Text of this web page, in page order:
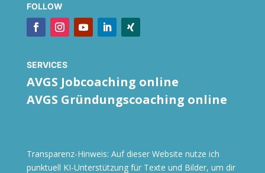
FOLLOW
SERVICES
AVGS Jobcoaching online
AVGS Gründungscoaching online
Transparenz-Hinweis: Auf dieser Website nutze ich
punktuell KI-Unterstützung für Texte und Bilder, um dir